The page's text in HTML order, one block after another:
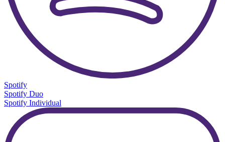
Spotify
Spotify Duo
Spotify Individual